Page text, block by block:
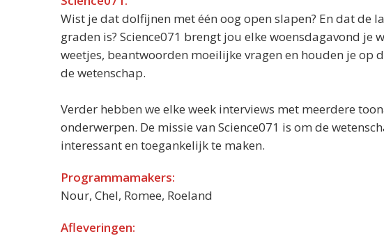
Wist je dat dolfijnen met één oog open slapen? En dat de
graden is? Science071 brengt jou elke woensdagavond je
weetjes, beantwoorden moeilijke vragen en houden je op
de wetenschap.
Verder hebben we elke week interviews met meerdere
onderwerpen. De missie van Science071 is om de
interessant en toegankelijk te maken.
Programmamakers:
Nour, Chel, Romee, Roeland
Afleveringen: